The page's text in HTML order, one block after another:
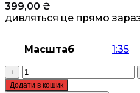
399,00 ₴
дивляться це прямо
Масштаб 1:35
+
Збірна
модель
Додати в кошик